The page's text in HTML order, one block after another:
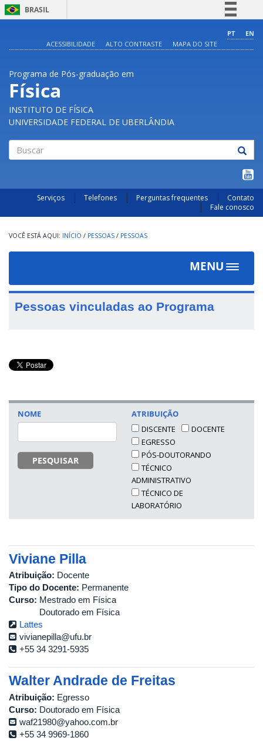
BRASIL
Comunica BR
PT
EN
ACESSIBILIDADE
ALTO CONTRASTE MAPA DO SITE
Programa de Pós-graduação em
Física
INSTITUTO DE FÍSICA
UNIVERSIDADE FEDERAL DE UBERLÂNDIA
Serviços Telefones Perguntas frequentes
Contato
Fale conosco
INÍCIO / PESSOAS / PESSOAS
MENU
Toggle
Pessoas vinculadas ao Programa
NOME
PESQUISAR
ATRIBUIÇÃO
DISCENTE
DOCENTE
EGRESSO
PÓS-DOUTORANDO
TÉCNICO
ADMINISTRATIVO
TÉCNICO DE
LABORATÓRIO
Viviane Pilla
Atribuição: Docente
Tipo do Docente: Permanente
Curso: Mestrado em Física
Doutorado em Física
Lattes
vivianepilla@ufu.br
+55 34 3291-5935
Walter Andrade de Freitas
Atribuição: Egresso
Curso: Doutorado em Física
waf21980@yahoo.com.br
+55 34 9969-1860